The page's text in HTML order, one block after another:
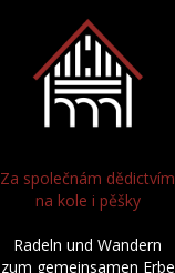
Za společnám dědictvím
na kole i pěšky
Radeln und Wandern
zum gemeinsamen Erbe